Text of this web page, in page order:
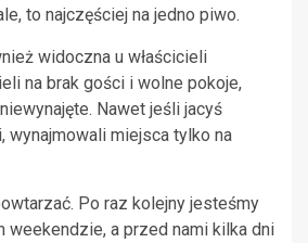
to najczęściej na jedno piwo.
widoczna u właścicieli
na brak gości i wolne pokoje,
Nawet jeśli jacyś
wynajmowali miejsca tylko na
Po raz kolejny jesteśmy
weekendzie, a przed nami kilka dni